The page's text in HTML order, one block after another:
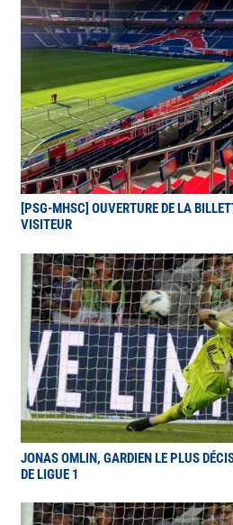
[PSG-MHSC] OUVERTURE DE LA
VISITEUR
JONAS OMLIN, GARDIEN LE PLUS
DE LIGUE 1